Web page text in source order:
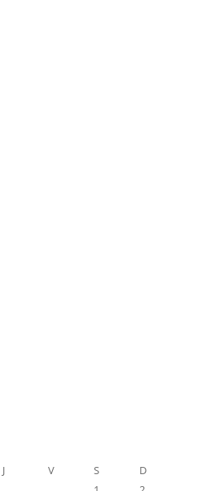
J V S
D